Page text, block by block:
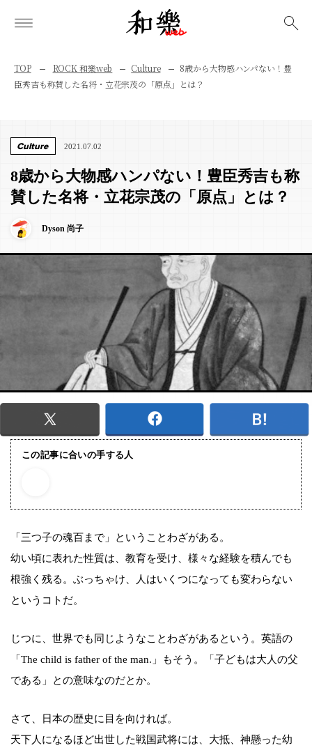
TOP ROCK 和樂web Culture
8歳から大物感ハンパない！豊
臣秀吉も称賛した名将・立花宗茂の「原点」とは？
Culture 2021.07.02
8歳から大物感ハンパない！豊臣秀吉も称
賛した名将・立花宗茂の「原点」とは？
Dyson 尚子
この記事に合いの手する人
「三つ子の魂百まで」ということわざがある。
幼い頃に表れた性質は、教育を受け、様々な経験を積んでも
根強く残る。ぶっちゃけ、人はいくつになっても変わらない
というコトだ。
じつに、世界でも同じようなことわざがあるという。英語の
「The child is father of the man.」もそう。「子どもは大人の父
である」との意味なのだとか。
さて、日本の歴史に目を向ければ。
天下人になるほど出世した戦国武将には、大抵、神懸った幼